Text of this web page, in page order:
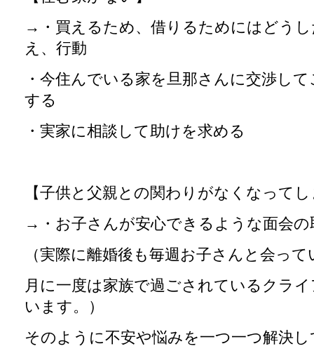
→・買えるため、借りるためにはどう
え、行動
・今住んでいる家を旦那さんに交渉し
する
・実家に相談して助けを求める
【子供と父親との関わりがなくなって
→・お子さんが安心できるような面会
（実際に離婚後も毎週お子さんと会って
月に一度は家族で過ごされているクラ
います。）
そのように不安や悩みを一つ一つ解決